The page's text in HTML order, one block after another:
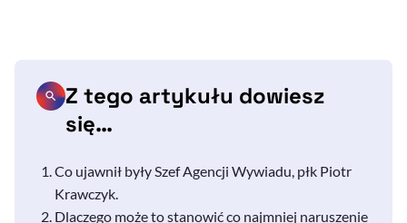
Z tego artykułu dowiesz
się…
Co ujawnił były Szef Agencji Wywiadu, płk Piotr
Krawczyk.
Dlaczego może to stanowić co najmniej naruszenie